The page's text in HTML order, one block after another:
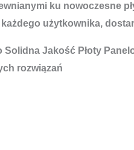
ku nowoczesne
użytkownika,
Solidna Jakość Płoty
rozwiązań